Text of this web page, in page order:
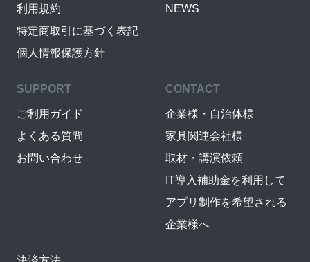
利用規約
特定商取引に基づく表記
個人情報保護方針
NEWS
SUPPORT
ご利用ガイド
よくある質問
お問い合わせ
CONTACT
企業様・自治体様
家具関連会社様
取材・講演依頼
IT導入補助金を利用して
アプリ制作を希望される
企業様へ